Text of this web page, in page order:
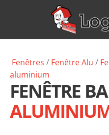
Fenêtres / FenêtreAlu /
aluminium
FENÊTRE